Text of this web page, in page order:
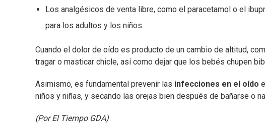
Los analgésicos de venta libre, como el paracetamol o el
para los adultos y los niños.
Cuando el dolor de oído es producto de un cambio de altitud,
tragar o masticar chicle, así como dejar que los bebés chupen
Asimismo, es fundamental prevenir las infecciones en el oído
niños y niñas, y secando las orejas bien después de bañarse o
(Por El Tiempo GDA)